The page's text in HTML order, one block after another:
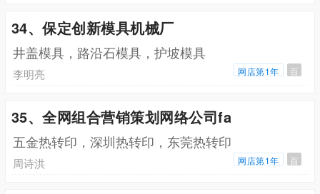
34、保定创新模具机械厂
井盖模具，路沿石模具，护坡模具
李明亮 网店第1年 百
35、全网组合营销策划网络公司fa
五金热转印，深圳热转印，东莞热转印
周诗洪 网店第1年 百